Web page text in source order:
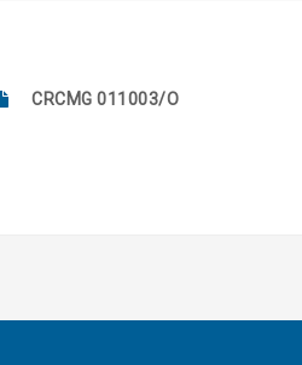
CRCMG 011003/O